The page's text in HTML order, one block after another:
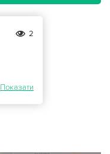
2
Показати